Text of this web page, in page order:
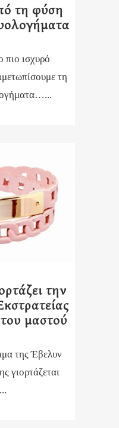
τη φύση
πιο ισχυρό
τη
την
μαστού
της Έβελυν
γιορτάζεται